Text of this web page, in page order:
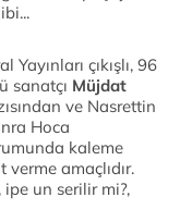
Yayınları çıkışlı, 96
sanatçı Müjdat
ve Nasrettin
Hoca
kaleme
verme amaçlıdır.
un serilir mi?,